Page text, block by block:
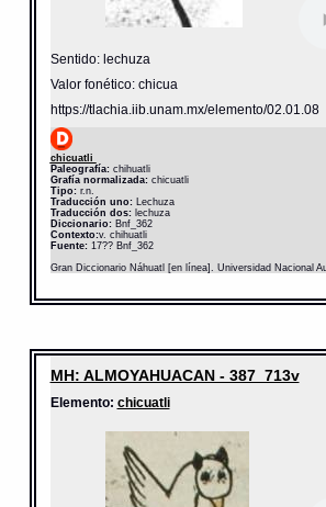
Sentido: lechuza
Valor fonético: chicua
https://tlachia.iib.unam.mx/elemento/02.01.08
chicuatli
Paleografía:chihuatli
Grafía normalizada:chicuatli
Tipo:r.n.
Traducción uno:Lechuza
Traducción dos:lechuza
Diccionario: Bnf_362
Contexto:v. chihuatli
Fuente:17?? Bnf_362
Gran Diccionario Náhuatl [en línea]. Universidad Nacional
MH: ALMOYAHUACAN - 387_713v
Elemento: chicuatli